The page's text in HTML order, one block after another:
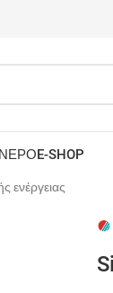
E-SHOP
ενέργειας